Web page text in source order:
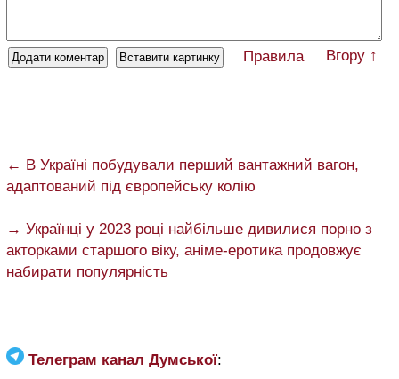
Правила Вгору ↑
← В Україні побудували перший вантажний вагон,
адаптований під європейську колію
→ Українці у 2023 році найбільше дивилися порно з
акторками старшого віку, аніме-еротика продовжує
набирати популярність
Телеграм канал Думської: